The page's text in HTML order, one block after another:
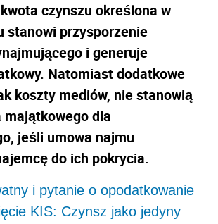
czynszu określona w
stanowi przysporzenie
i generuje
Natomiast dodatkowe
koszty mediów, nie stanowią
dla
jeśli umowa najmu
do ich pokrycia.
i pytanie o opodatkowanie
KIS: Czynsz jako jedyny